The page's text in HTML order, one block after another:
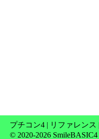
プチコン4 | リファレンス
© 2020-2026